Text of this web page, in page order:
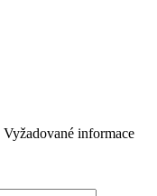
Vyžadované informace